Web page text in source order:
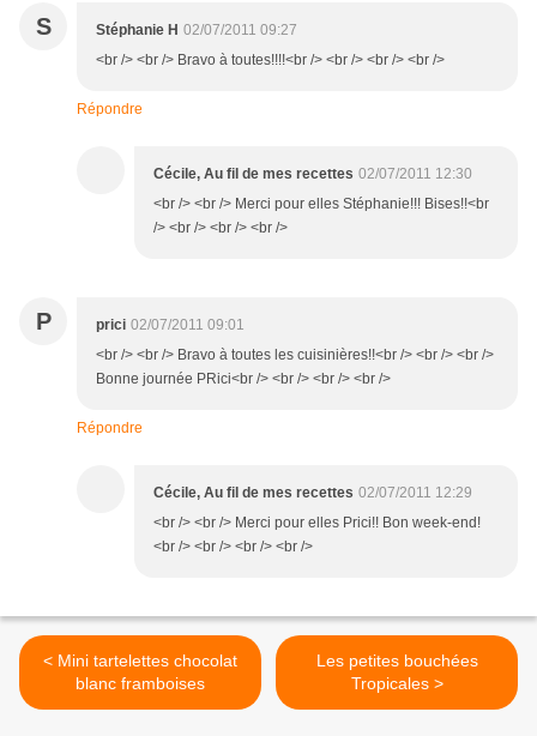
S Stéphanie H 02/07/2011 09:27
<br /> <br /> Bravo à toutes!!!!<br /> <br /> <br /> <br />
Répondre
Cécile, Au fil de mes recettes 02/07/2011 12:30
<br /> <br /> Merci pour elles Stéphanie!!! Bises!!<br
/> <br /> <br /> <br />
P prici 02/07/2011 09:01
<br /> <br /> Bravo à toutes les cuisinières!!<br /> <br /> <br />
Bonne journée PRici<br /> <br /> <br /> <br />
Répondre
Cécile, Au fil de mes recettes 02/07/2011 12:29
<br /> <br /> Merci pour elles Prici!! Bon week-end!
<br /> <br /> <br /> <br />
< Mini tartelettes chocolat
blanc framboises
Les petites bouchées
Tropicales >